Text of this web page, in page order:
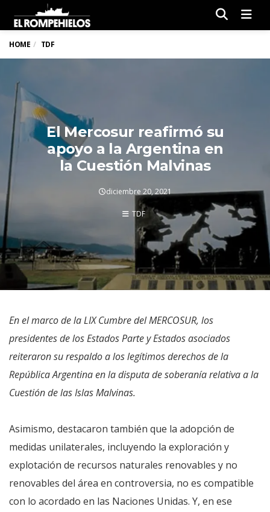
HOME TDF
El Mercosur reafirmó su
apoyo a la Argentina en
la Cuestión Malvinas
diciembre 20, 2021
TDF
En el marco de la LIX Cumbre del MERCOSUR, los
presidentes de los Estados Parte y Estados asociados
reiteraron su respaldo a los legítimos derechos de la
República Argentina en la disputa de soberanía relativa a la
Cuestión de las Islas Malvinas.
Asimismo, destacaron también que la adopción de
medidas unilaterales, incluyendo la exploración y
explotación de recursos naturales renovables y no
renovables del área en controversia, no es compatible
con lo acordado en las Naciones Unidas. Y, en ese